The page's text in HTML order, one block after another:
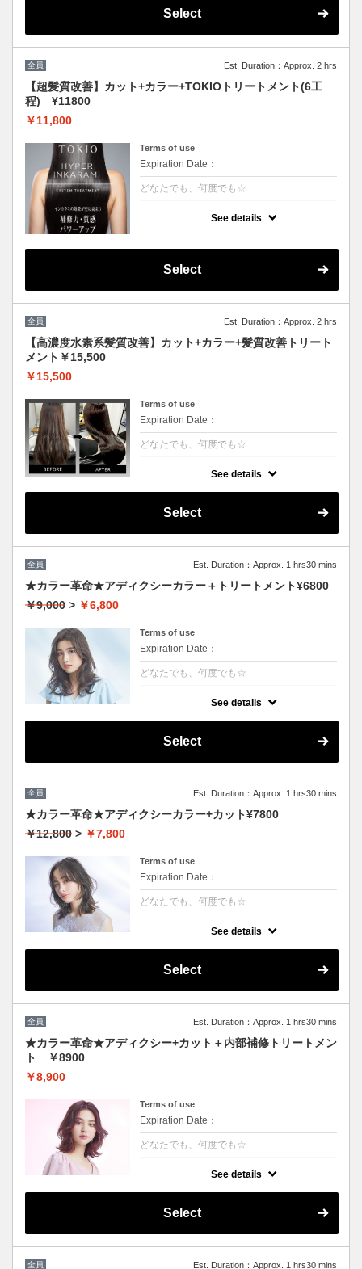
深くに浸透して定着
Select
全員 Est. Duration：Approx. 2 hrs
【超髪質改善】カット+カラー+TOKIOトリートメント(6工
程) ¥11800
￥11,800
Terms of use
Expiration Date：
どなたでも、何度でも☆
留シリコンを除去し、トリートメント効果を
綺麗に致します。
See details
Select
全員 Est. Duration：Approx. 2 hrs
【高濃度水素系髪質改善】カット+カラー+髪質改善トリート
メント￥15,500
￥15,500
Terms of use
Expiration Date：
どなたでも、何度でも☆
ートメント！高濃度水素で抗酸化を促し水分
量を底上げします◎カラーとの相性が抜群
で、今まで見た事が無いような艶が出ます。
See details
Select
全員 Est. Duration：Approx. 1 hrs30 mins
★カラー革命★アディクシーカラー＋トリートメント¥6800
￥9,000 > ￥6,800
Terms of use
Expiration Date：
どなたでも、何度でも☆
「ツヤ」「手触り」が格段にＵＰ！ダメージ
が1/5のため、綺麗な色味で毎回染められま
す。/ロング料金無/コテ巻無料/当日予約OK
りだけのカットの場合（＋1000円）
See details
Select
全員 Est. Duration：Approx. 1 hrs30 mins
★カラー革命★アディクシーカラー+カット¥7800
￥12,800 > ￥7,800
Terms of use
Expiration Date：
どなたでも、何度でも☆
「ツヤ」「手触り」が格段にＵＰ！ダメージ
が1/5のため、綺麗な色味で毎回染められま
★ロング料金無
★シャンプー・ブロー込
See details
Select
全員 Est. Duration：Approx. 1 hrs30 mins
★カラー革命★アディクシー+カット＋内部補修トリートメン
ト ￥8900
￥8,900
Terms of use
Expiration Date：
どなたでも、何度でも☆
さ」「透明感」「ツヤ」「手触り」が格段に
UP！ダメージが1/5のため、綺麗な色味を毎
回染められます。 パサつきを抑えまとまりの
See details
Select
全員 Est. Duration：Approx. 1 hrs30 mins